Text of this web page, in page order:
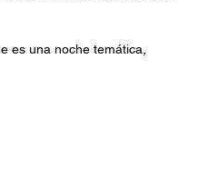
es una noche temática,